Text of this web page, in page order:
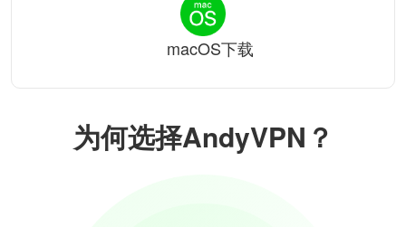
为何选择AndyVPN？
macOS下载